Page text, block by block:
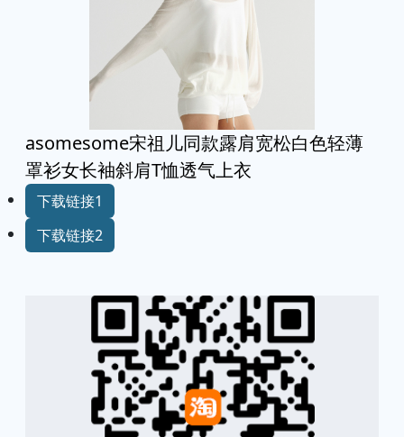
asomesome宋祖儿同款露肩宽松白色轻薄
罩衫女长袖斜肩T恤透气上衣
下载链接1
下载链接2